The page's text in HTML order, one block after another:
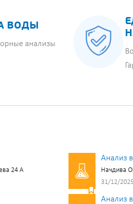
ВОДЫ
анализы
24 А
Анализ
Начдива
31/12/2025
Анализ